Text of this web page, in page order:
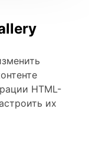
HTML-
их